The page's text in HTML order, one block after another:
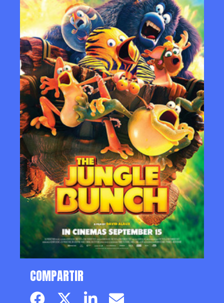
COMPARTIR
Facebook pageTwitter page
LinkedinEmail